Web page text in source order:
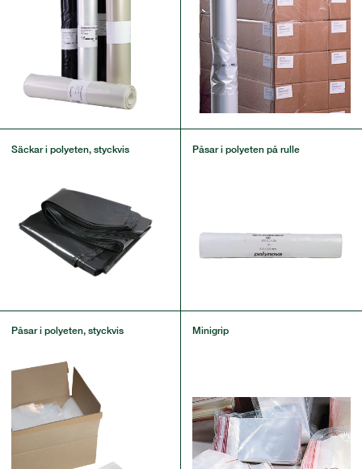
Säckar i polyeten, styckvis Påsar i polyeten på rulle
Påsar i polyeten, styckvis Minigrip